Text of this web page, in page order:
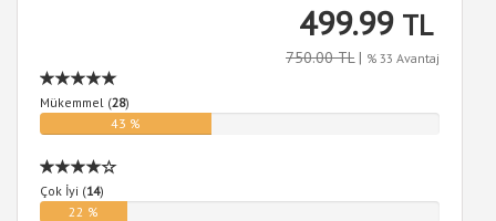
499.99 TL
750.00 TL| % 33 Avantaj
Mükemmel (28)
43 %
Çok İyi (14)
22 %